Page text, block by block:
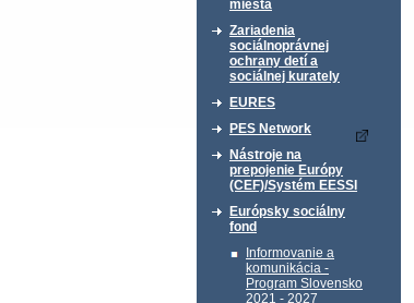
miesta
Zariadenia
sociálnoprávnej
ochrany detí a
sociálnej kurately
EURES
PES Network
Nástroje na
prepojenie Európy
(CEF)/Systém EESSI
Európsky sociálny
fond
Informovanie a
komunikácia -
Program Slovensko
2021 - 2027